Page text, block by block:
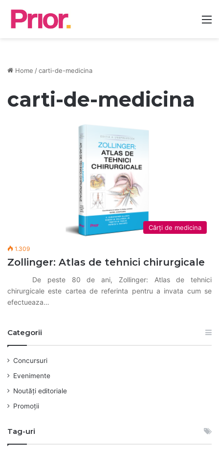
Home /carti-de-medicina
carti-de-medicina
Cărți de medicina
1.309
Zollinger: Atlas de tehnici chirurgicale
De peste 80 de ani, Zollinger: Atlas de tehnici
chirurgicale este cartea de referinta pentru a invata cum se
efectueaza…
Categorii
Concursuri
Evenimente
Noutăți editoriale
Promoții
Tag-uri